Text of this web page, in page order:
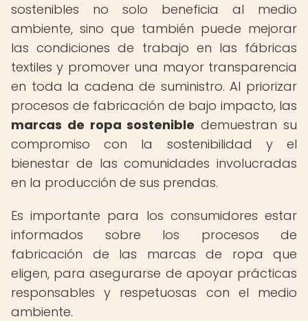
sostenibles no solo beneficia al medio
ambiente, sino que también puede mejorar
las condiciones de trabajo en las fábricas
textiles y promover una mayor transparencia
en toda la cadena de suministro. Al priorizar
procesos de fabricación de bajo impacto, las
marcas de ropa sostenible demuestran su
compromiso con la sostenibilidad y el
bienestar de las comunidades involucradas
en la producción de sus prendas.
Es importante para los consumidores estar
informados sobre los procesos de
fabricación de las marcas de ropa que
eligen, para asegurarse de apoyar prácticas
responsables y respetuosas con el medio
ambiente.